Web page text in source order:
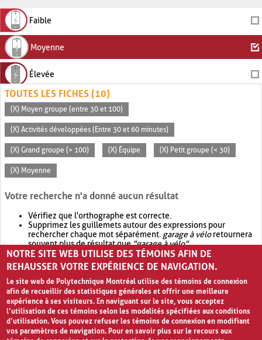
Faible
Moyenne
Élevée
TOUTES LES FICHES (10)
(X) Moyen groupe (entre 30 et 100)
(X) Activités développées (Entre 30 et 60 minutes)
(X) Grand groupe (> 100) (X) Équipe (X) Petit groupe (< 30)
(X) Moyenne
Votre recherche n'a donné aucun résultat
Vérifiez que l'orthographe est correcte.
Supprimez les guillemets autour des expressions pour
rechercher chaque mot séparément. garage à véloretournera
souvent plus de résultat que"garage à vélo".
Envisagez d'élargir votre recherche avec OR.garage OR vélo
retournera souvent plus de résultat quegarage à vélo
NOTRE SITE WEB UTILISE DES TÉMOINS AFIN DE
REHAUSSER VOTRE EXPÉRIENCE DE NAVIGATION.
Le site web de Polytechnique Montréal utilise des témoins de connexion
afin de recueillir des statistiques générales et offrir une meilleure
expérience à ses visiteurs. En naviguant sur le site, vous acceptez
l’utilisation de ces témoins selon les modalités spécifiées aux conditions
d’utilisation. Vous pouvez refuser les témoins de connexion en modifiant
vos paramètres de navigation. Pour en savoir plus sur le recours aux